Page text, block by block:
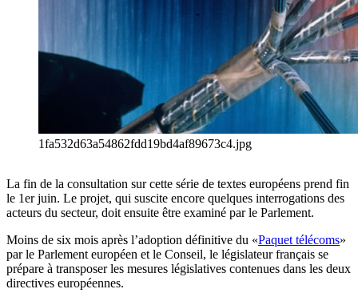
1fa532d63a54862fdd19bd4af89673c4.jpg
La fin de la consultation sur cette série de textes européens prend fin
le 1er juin. Le projet, qui suscite encore quelques interrogations des
acteurs du secteur, doit ensuite être examiné par le Parlement.
Moins de six mois après l’adoption définitive du «Paquet télécoms»
par le Parlement européen et le Conseil, le législateur français se
prépare à transposer les mesures législatives contenues dans les deux
directives européennes.